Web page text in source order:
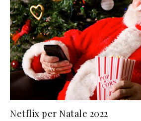
Netflix per Natale 2022